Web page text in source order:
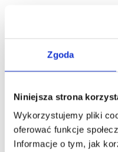
Zgoda
Niniejsza strona
Wykorzystujemy pliki
oferować funkcje
Informacje o tym, jak
Kontakt
Centrala
Telefon: 58 309 03 07